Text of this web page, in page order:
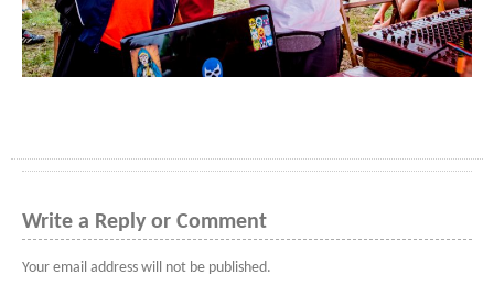
Write a Reply or Comment
Your email address will not be published.